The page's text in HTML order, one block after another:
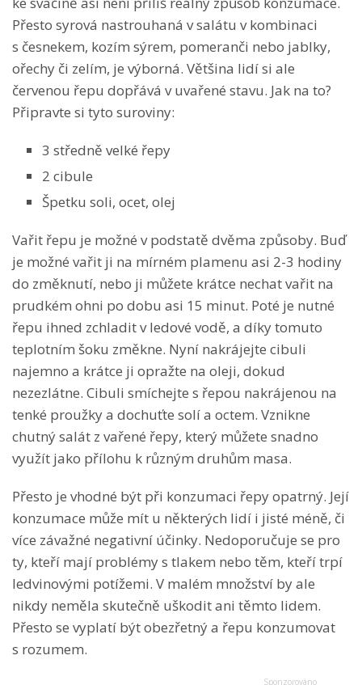
Přesto syrová nastrouhaná v salátu v kombinaci
s česnekem, kozím sýrem, pomeranči nebo jablky,
ořechy či zelím, je výborná. Většina lidí si ale
červenou řepu dopřává v uvařené stavu. Jak na to?
Připravte si tyto suroviny:
3 středně velké řepy
2 cibule
Špetku soli, ocet, olej
Vařit řepu je možné v podstatě dvěma způsoby. Buď
je možné vařit ji na mírném plamenu asi 2-3 hodiny
do změknutí, nebo ji můžete krátce nechat vařit na
prudkém ohni po dobu asi 15 minut. Poté je nutné
řepu ihned zchladit v ledové vodě, a díky tomuto
teplotním šoku změkne. Nyní nakrájejte cibuli
najemno a krátce ji opražte na oleji, dokud
nezezlátne. Cibuli smíchejte s řepou nakrájenou na
tenké proužky a dochuťte solí a octem. Vznikne
chutný salát z vařené řepy, který můžete snadno
využít jako přílohu k různým druhům masa.
Přesto je vhodné být při konzumaci řepy opatrný. Její
konzumace může mít u některých lidí i jisté méně, či
více závažné negativní účinky. Nedoporučuje se pro
ty, kteří mají problémy s tlakem nebo těm, kteří trpí
ledvinovými potížemi. V malém množství by ale
nikdy neměla skutečně uškodit ani těmto lidem.
Přesto se vyplatí být obezřetný a řepu konzumovat
s rozumem.